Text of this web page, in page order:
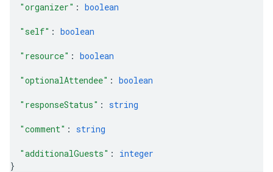
"organizer" : boolean
"self" : boolean
"resource" : boolean
"optionalAttendee" : boolean
"responseStatus" : string
"comment" : string
"additionalGuests" : integer
}